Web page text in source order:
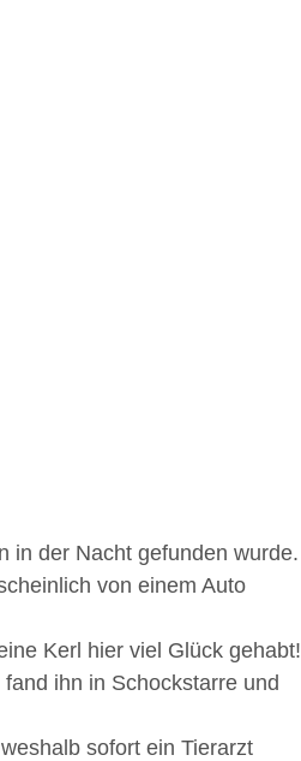
in der Nacht gefunden wurde.
von einem Auto
Kerl hier viel Glück
ihn in Schockstarre und
sofort ein Tierarzt